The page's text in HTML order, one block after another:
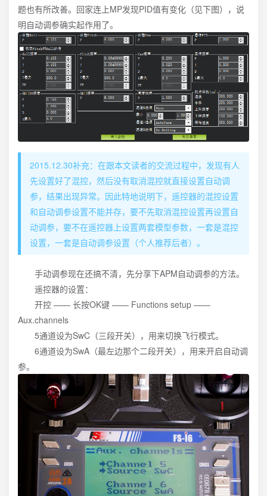
题也有所改善。回家连上MP发现PID值有变化（见下图），说
明自动调参确实起作用了。
2015.12.30补充：在跟本文读者的交流过程中，发现有人
先设置好了混控，然后没有取消混控就直接设置自动调
参，结果出现异常。因此特地说明下，遥控器的混控设置
和自动调参设置不能并存，要不先取消混控设置再设置自
动调参，要不在遥控器上设置两套模型参数，一套是混控
设置，一套是自动调参设置（个人推荐后者）。
手动调参现在还搞不清，先分享下APM自动调参的方法。
遥控器的设置：
开控 —— 长按OK键 —— Functions setup ——
Aux.channels
5通道设为SwC（三段开关），用来切换飞行模式。
6通道设为SwA（最左边那个二段开关），用来开启自动调
参。